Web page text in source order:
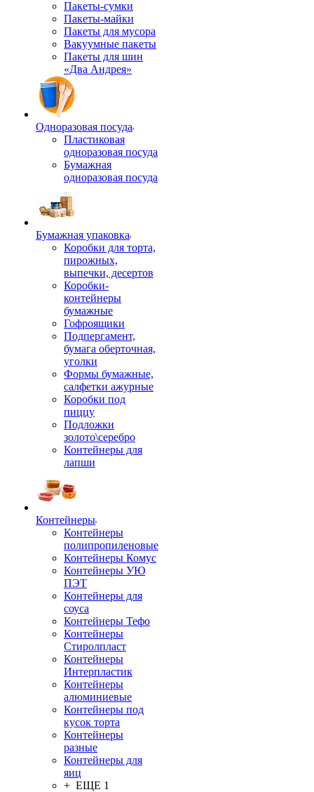
Пакеты-сумки
Пакеты-майки
Пакеты для мусора
Вакуумные пакеты
Пакеты для шин
«Два Андрея»
Одноразовая посуда
Пластиковая
одноразовая посуда
Бумажная
одноразовая посуда
Бумажная упаковка
Коробки для торта,
пирожных,
выпечки, десертов
Коробки-
контейнеры
бумажные
Гофроящики
Подпергамент,
бумага оберточная,
уголки
Формы бумажные,
салфетки ажурные
Коробки под
пиццу
Подложки
золото\серебро
Контейнеры для
лапши
Контейнеры
Контейнеры
полипропиленовые
Контейнеры Комус
Контейнеры УЮ
ПЭТ
Контейнеры для
соуса
Контейнеры Тефо
Контейнеры
Стиролпласт
Контейнеры
Интерпластик
Контейнеры
алюминиевые
Контейнеры под
кусок торта
Контейнеры
разные
Контейнеры для
яиц
+ ЕЩЕ 1